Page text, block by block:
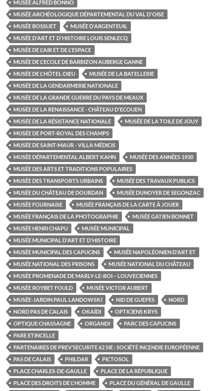
MUSÉE ALFRED BONNO
MUSÉE ARCHÉOLOGIQUE DÉPARTEMENTAL DU VAL D'OISE
MUSÉE BOSSUET
MUSÉE D'ARGENTEUIL
MUSÉE D'ART ET D'HISTOIRE LOUIS SENLECQ
MUSÉE DE L'AIR ET DE L'ESPACE
MUSÉE DE L'ECOLE DE BARBIZON AUBERGE GANNE
MUSÉE DE L'HÔTEL-DIEU
MUSÉE DE LA BATELLERIE
MUSÉE DE LA GENDARMERIE NATIONALE
MUSÉE DE LA GRANDE GUERRE DU PAYS DE MEAUX
MUSÉE DE LA RENAISSANCE - CHÂTEAU D'ECOUEN
MUSÉE DE LA RÉSISTANCE NATIONALE
MUSÉE DE LA TOILE DE JOUY
MUSÉE DE PORT-ROYAL DES CHAMPS
MUSÉE DE SAINT-MAUR - VILLA MÉDICIS
MUSÉE DÉPARTEMENTAL ALBERT KAHN
MUSÉE DES ANNÉES 1930
MUSÉE DES ARTS ET TRADITIONS POPULAIRES
MUSÉE DES TRANSPORTS URBAINS
MUSÉE DES TRAVAUX PUBLICS
MUSÉE DU CHÂTEAU DE DOURDAN
MUSÉE DUNOYER DE SEGONZAC
MUSÉE FOURNAISE
MUSÉE FRANÇAIS DE LA CARTE À JOUER
MUSÉE FRANÇAIS DE LA PHOTOGRAPHIE
MUSÉE GATIEN BONNET
MUSÉE HENRI CHAPU
MUSÉE MUNICIPAL
MUSÉE MUNICIPAL D'ART ET D'HISTOIRE
MUSÉE MUNICIPAL DES CAPUCINS
MUSÉE NAPOLÉONIEN D'ART ET
MUSÉE NATIONAL DES PRISONS
MUSÉE NATIONAL DU CHÂTEAU
MUSÉE PROMENADE DE MARLY-LE-ROI – LOUVECIENNES
MUSÉE ROYBET FOULD
MUSÉE VICTOR AUBERT
MUSÉE-JARDIN PAUL LANDOWSKI
NID DE GUEPES
NORD
NORD PAS DE CALAIS
OKAÏDI
OPTICIENS KRYS
OPTIQUE CHASSAGNE
ORGANDI
PARC DES CAPUCINS
PARE ETINCELLE
PARTENAIRES DE PREV’SECURITE 62 SIE : SOCIÉTÉ INCENDIE EUROPÉENNE
PAS DE CALAIS
PHILDAR
PICTOSOL
PLACE CHARLES-DE-GAULLE
PLACE DE LA RÉPUBLIQUE
PLACE DES DROITS DE L'HOMME
PLACE DU GÉNÉRAL DE GAULLE